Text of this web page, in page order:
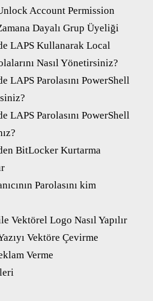
Account Permission
Dayalı Grup Üyeliği
LAPS Kullanarak Local
Nasıl Yönetirsiniz?
LAPS Parolasını PowerShell
LAPS Parolasını PowerShell
BitLocker Kurtarma
Parolasını kim
Vektörel Logo Nasıl Yapılır
Vektöre Çevirme
Verme